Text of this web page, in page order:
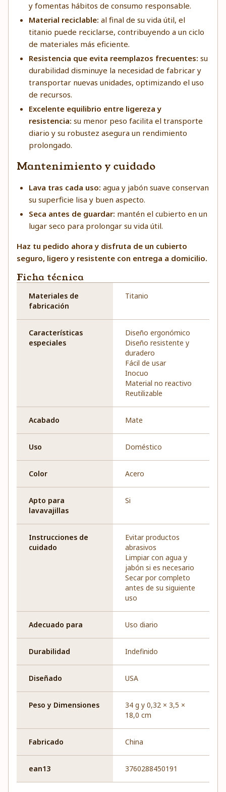
y fomentas hábitos de consumo responsable.
Material reciclable: al final de su vida útil, el
titanio puede reciclarse, contribuyendo a un ciclo
de materiales más eficiente.
Resistencia que evita reemplazos frecuentes: su
durabilidad disminuye la necesidad de fabricar y
transportar nuevas unidades, optimizando el uso
de recursos.
Excelente equilibrio entre ligereza y
resistencia: su menor peso facilita el transporte
diario y su robustez asegura un rendimiento
prolongado.
Mantenimiento y cuidado
Lava tras cada uso: agua y jabón suave conservan
su superficie lisa y buen aspecto.
Seca antes de guardar: mantén el cubierto en un
lugar seco para prolongar su vida útil.
Haz tu pedido ahora y disfruta de un cubierto
seguro, ligero y resistente con entrega a domicilio.
Ficha técnica
Materiales de
fabricación
Titanio
Características
especiales
Diseño ergonómico
Diseño resistente y
duradero
Fácil de usar
Inocuo
Material no reactivo
Reutilizable
Acabado Mate
Uso Doméstico
Color Acero
Apto para
lavavajillas
Si
Instrucciones de
cuidado
Evitar productos
abrasivos
Limpiar con agua y
jabón si es necesario
Secar por completo
antes de su siguiente
uso
Adecuado para Uso diario
Durabilidad Indefinido
Diseñado USA
Peso y Dimensiones
34 g y 0,32 × 3,5 ×
18,0 cm
Fabricado China
ean13 3760288450191